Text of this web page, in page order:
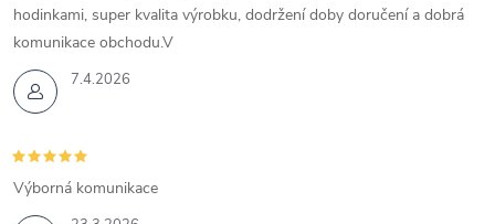
7.4.2026
hodinkami, super kvalita výrobku, dodržení doby doručení a dobrá
komunikace obchodu.V
Výborná komunikace